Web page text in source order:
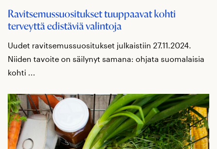
Ravitsemussuositukset tuuppaavat kohti
terveyttä edistäviä valintoja
Uudet ravitsemussuositukset julkaistiin 27.11.2024.
Niiden tavoite on säilynyt samana: ohjata suomalaisia
kohti ...